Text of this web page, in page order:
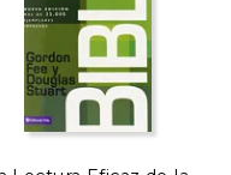
15%
dcto.